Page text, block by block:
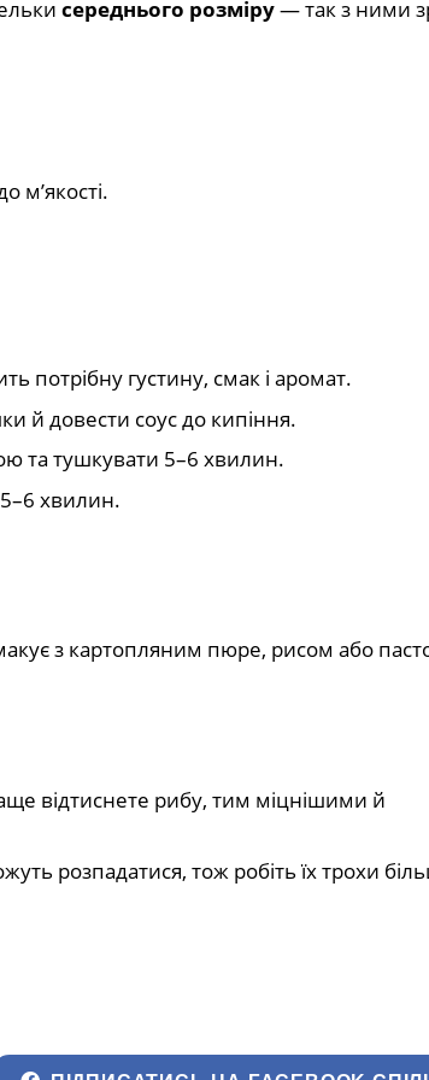
середнього розміру— так з ними
м’якості.
потрібну густину, смак і аромат.
й довести соус до кипіння.
та тушкувати 5–6 хвилин.
хвилин.
з картопляним пюре, рисом або
відтиснете рибу, тим міцнішими й
розпадатися, тож робіть їх трохи